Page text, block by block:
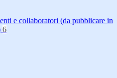
e collaboratori (da pubblicare in
6